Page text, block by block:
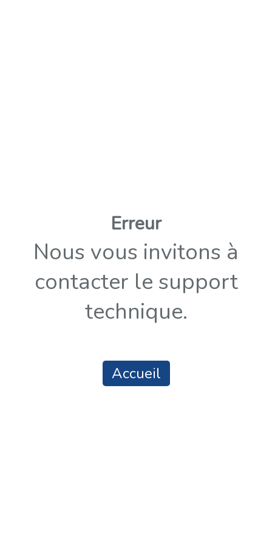
Erreur
Nous vous invitons à
contacter le support
technique.
Accueil